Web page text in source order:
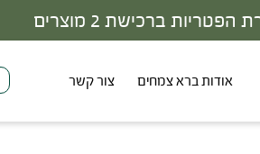
אודות ברא צמחים צור קשר